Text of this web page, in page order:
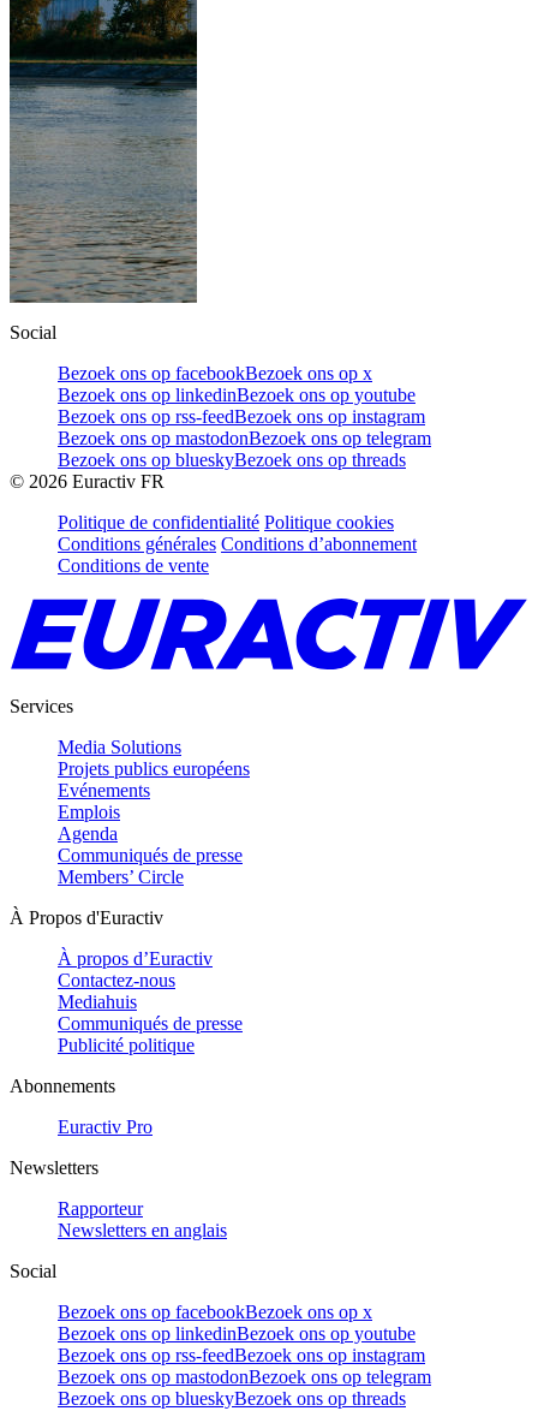
Social
Bezoek ons op facebookBezoek ons op x
Bezoek ons op linkedinBezoek ons op youtube
Bezoek ons op rss-feedBezoek ons op instagram
Bezoek ons op mastodonBezoek ons op telegram
Bezoek ons op blueskyBezoek ons op threads
© 2026 Euractiv FR
Politique de confidentialité Politique cookies
Conditions générales Conditions d’abonnement
Conditions de vente
Services
Media Solutions
Projets publics européens
Evénements
Emplois
Agenda
Communiqués de presse
Members’ Circle
À Propos d'Euractiv
À propos d’Euractiv
Contactez-nous
Mediahuis
Communiqués de presse
Publicité politique
Abonnements
Euractiv Pro
Newsletters
Rapporteur
Newsletters en anglais
Social
Bezoek ons op facebookBezoek ons op x
Bezoek ons op linkedinBezoek ons op youtube
Bezoek ons op rss-feedBezoek ons op instagram
Bezoek ons op mastodonBezoek ons op telegram
Bezoek ons op blueskyBezoek ons op threads